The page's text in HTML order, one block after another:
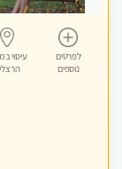
לפרטים
נוספים
עיסוי